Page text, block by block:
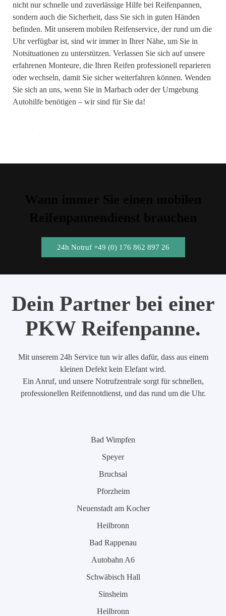
nicht nur schnelle und zuverlässige Hilfe bei Reifenpannen,
sondern auch die Sicherheit, dass Sie sich in guten Händen
befinden. Mit unserem mobilen Reifenservice, der rund um die
Uhr verfügbar ist, sind wir immer in Ihrer Nähe, um Sie in
Notsituationen zu unterstützen. Verlassen Sie sich auf unsere
erfahrenen Monteure, die Ihren Reifen professionell reparieren
oder wechseln, damit Sie sicher weiterfahren können. Wenden
Sie sich an uns, wenn Sie in Marbach oder der Umgebung
Autohilfe benötigen – wir sind für Sie da!
24h Notruf +49 (0) 176 862 897 26
Dein Partner bei einer
PKW Reifenpanne.
Mit unserem 24h Service tun wir alles dafür, dass aus einem
kleinen Defekt kein Elefant wird.
Ein Anruf, und unsere Notrufzentrale sorgt für schnellen,
professionellen Reifennotdienst, und das rund um die Uhr.
Bad Wimpfen
Speyer
Bruchsal
Pforzheim
Neuenstadt am Kocher
Heilbronn
Bad Rappenau
Autobahn A6
Schwäbisch Hall
Sinsheim
Heilbronn